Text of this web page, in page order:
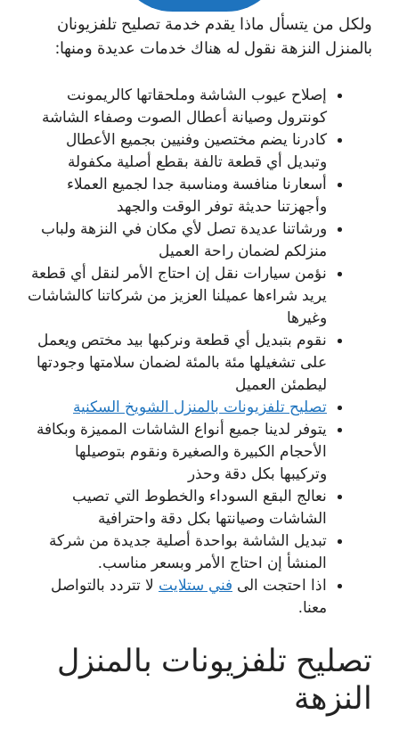
ولكل من يتسأل ماذا يقدم خدمة تصليح تلفزيونان
بالمنزل النزهة نقول له هناك خدمات عديدة ومنها:
إصلاح عيوب الشاشة وملحقاتها كالريمونت
كونترول وصيانة أعطال الصوت وصفاء الشاشة
كادرنا يضم مختصين وفنيين بجميع الأعطال
وتبديل أي قطعة تالفة بقطع أصلية مكفولة
أسعارنا منافسة ومناسبة جدا لجميع العملاء
وأجهزتنا حديثة توفر الوقت والجهد
ورشاتنا عديدة تصل لأي مكان في النزهة ولباب
منزلكم لضمان راحة العميل
نؤمن سيارات نقل إن احتاج الأمر لنقل أي قطعة
يريد شراءها عميلنا العزيز من شركاتنا كالشاشات
وغيرها
نقوم بتبديل أي قطعة ونركبها بيد مختص ويعمل
على تشغيلها مئة بالمئة لضمان سلامتها وجودتها
ليطمئن العميل
تصليح تلفزيونات بالمنزل الشويخ السكنية
يتوفر لدينا جميع أنواع الشاشات المميزة وبكافة
الأحجام الكبيرة والصغيرة ونقوم بتوصيلها
وتركيبها بكل دقة وحذر
نعالج البقع السوداء والخطوط التي تصيب
الشاشات وصيانتها بكل دقة واحترافية
تبديل الشاشة بواحدة أصلية جديدة من شركة
المنشأ إن احتاج الأمر وبسعر مناسب.
اذا احتجت الى فني ستلايت لا تتردد بالتواصل
معنا.
تصليح تلفزيونات بالمنزل
النزهة